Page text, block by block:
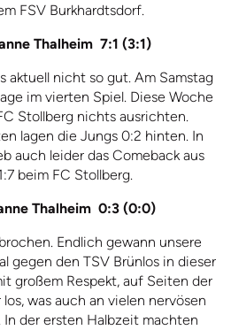
FSV Burkhardtsdorf.
Thalheim 7:1 (3:1)
aktuell nicht so gut. Am Samstag
im vierten Spiel. Diese Woche
Stollberg nichts ausrichten.
lagen die Jungs 0:2 hinten. In
auch leider das Comeback aus
beim FC Stollberg.
Thalheim 0:3 (0:0)
Endlich gewann unsere
gegen den TSV Brünlos in dieser
großem Respekt, auf Seiten der
was auch an vielen nervösen
der ersten Halbzeit machten